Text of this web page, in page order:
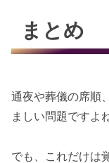
まとめ
通夜や葬儀の席順
ましい問題ですよね
でも、これだけは